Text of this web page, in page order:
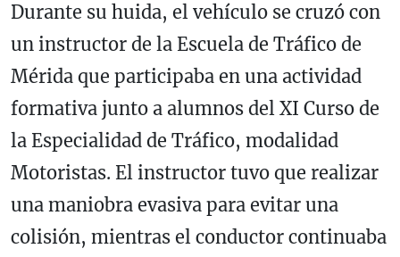
Durante su huida, el vehículo se cruzó con
un instructor de la Escuela de Tráfico de
Mérida que participaba en una actividad
formativa junto a alumnos del XI Curso de
la Especialidad de Tráfico, modalidad
Motoristas. El instructor tuvo que realizar
una maniobra evasiva para evitar una
colisión, mientras el conductor continuaba